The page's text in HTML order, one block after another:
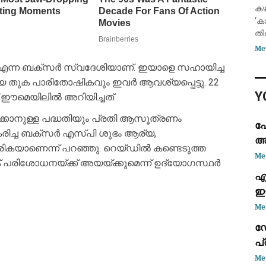
എന്ന ബക്സർ സ്വദേശിയാണ്. ഇയാളെ സഹായിച്ച
തുക പാരിതോഷികവും ഇവർ ആവശ്യപ്പെട്ടു. 22
അറിയിച്ചത്.
പദ്ധതിയും പ്രതി ആസൂത്രണം
ബക്സർ എസ്പി ശുഭം ആര്യ,
പറഞ്ഞു. റെയ്ഡിൽ കണ്ടെടുത്ത
അയയ്ക്കുമെന്ന് ഉദ്യോഗസ്ഥർ